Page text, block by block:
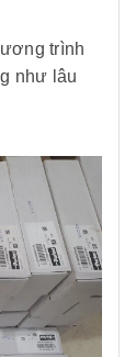
trình
như lâu